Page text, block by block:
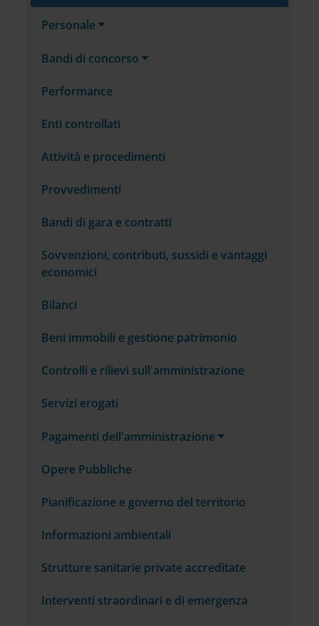
Personale
Bandi di concorso
Performance
Enti controllati
Attività e procedimenti
Provvedimenti
Bandi di gara e contratti
Sovvenzioni, contributi, sussidi e vantaggi
economici
Bilanci
Beni immobili e gestione patrimonio
Controlli e rilievi sull'amministrazione
Servizi erogati
Pagamenti dell'amministrazione
Opere Pubbliche
Pianificazione e governo del territorio
Informazioni ambientali
Strutture sanitarie private accreditate
Interventi straordinari e di emergenza